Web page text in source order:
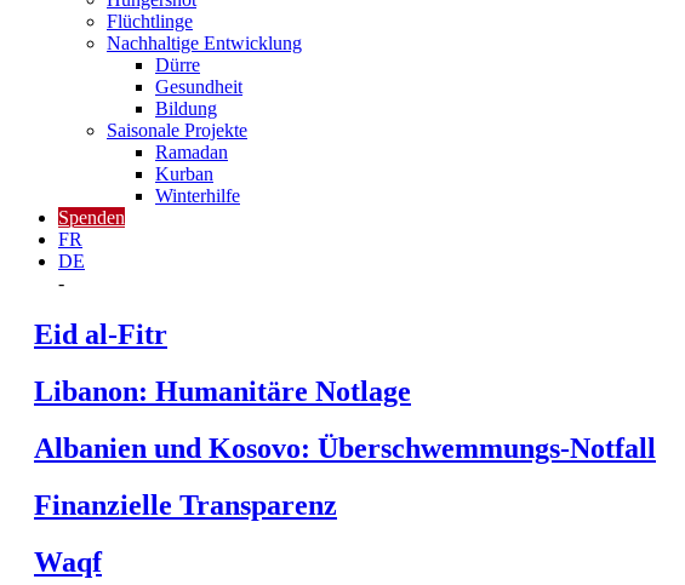
Flüchtlinge
Nachhaltige Entwicklung
Dürre
Gesundheit
Bildung
Saisonale Projekte
Ramadan
Kurban
Winterhilfe
Spenden
FR
DE
-
Eid al-Fitr
Libanon: Humanitäre Notlage
Albanien und Kosovo: Überschwemmungs-Notfall
Finanzielle Transparenz
Waqf